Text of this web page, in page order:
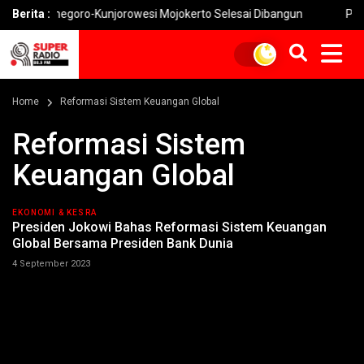
Berita :
Watesnegoro-Kunjorowesi Mojokerto Selesai Dibangun
Home Reformasi Sistem Keuangan Global
Reformasi Sistem
Keuangan Global
EKONOMI & KESRA
Presiden Jokowi Bahas Reformasi Sistem Keuangan
Global Bersama Presiden Bank Dunia
4 September 2023